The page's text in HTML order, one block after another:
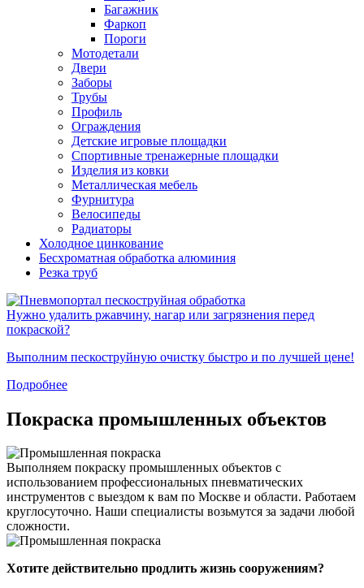
Багажник
Фаркоп
Пороги
Мотодетали
Двери
Заборы
Трубы
Профиль
Ограждения
Детские игровые площадки
Спортивные тренажерные площадки
Изделия из ковки
Металлическая мебель
Фурнитура
Велосипеды
Радиаторы
Холодное цинкование
Бесхроматная обработка алюминия
Резка труб
Нужно удалить ржавчину, нагар или загрязнения перед
покраской?
Выполним пескоструйную очистку быстро и по лучшей цене!
Подробнее
Покраска промышленных объектов
Выполняем покраску промышленных объектов с
использованием профессиональных пневматических
инструментов с выездом к вам по Москве и области. Работаем
круглосуточно. Наши специалисты возьмутся за задачи любой
сложности.
Хотите действительно продлить жизнь сооружениям?